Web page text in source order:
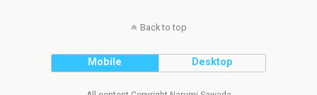
Back to top
Mobile Desktop